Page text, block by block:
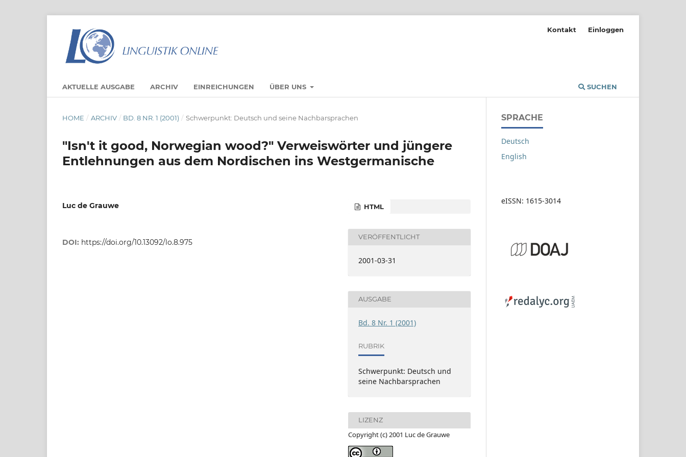
AKTUELLE AUSGABE ARCHIV EINREICHUNGEN ÜBER UNS SUCHEN
Kontakt Einloggen
HOME / ARCHIV / BD. 8 NR. 1 (2001) / Schwerpunkt: Deutsch und seine Nachbarsprachen
"Isn't it good, Norwegian wood?" Verweiswörter und jüngere
Entlehnungen aus dem Nordischen ins Westgermanische
Luc de Grauwe
DOI: https://doi.org/10.13092/lo.8.975
HTML
VERÖFFENTLICHT
2001-03-31
AUSGABE
Bd. 8 Nr. 1 (2001)
RUBRIK
Schwerpunkt: Deutsch und
seine Nachbarsprachen
LIZENZ
Copyright (c) 2001 Luc de Grauwe
SPRACHE
Deutsch
English
eISSN: 1615-3014